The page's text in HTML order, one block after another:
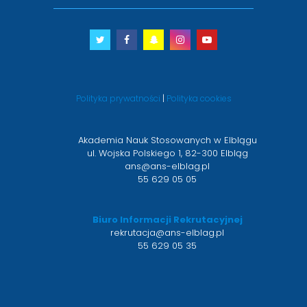
Twitter
otwiera
nowym
Facebook
otwiera
nowym
Snapchat
otwiera
nowym
Instagram
otwiera
nowym
Youtube
otwiera
nowym
Polityka prywatności | Polityka cookies
Akademia Nauk Stosowanych w Elblągu
ul. Wojska Polskiego 1, 82-300 Elbląg
ans@ans-elblag.pl
55 629 05 05
Biuro Informacji Rekrutacyjnej
rekrutacja@ans-elblag.pl
55 629 05 35